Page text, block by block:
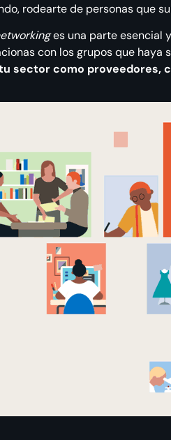
rodearte de personas que
es una parte esencial
con los grupos que haya
sector como proveedores,